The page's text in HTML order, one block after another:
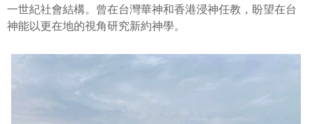
一世紀社會結構。曾在台灣華神和香港浸神任教，盼望在台
神能以更在地的視角研究新約神學。